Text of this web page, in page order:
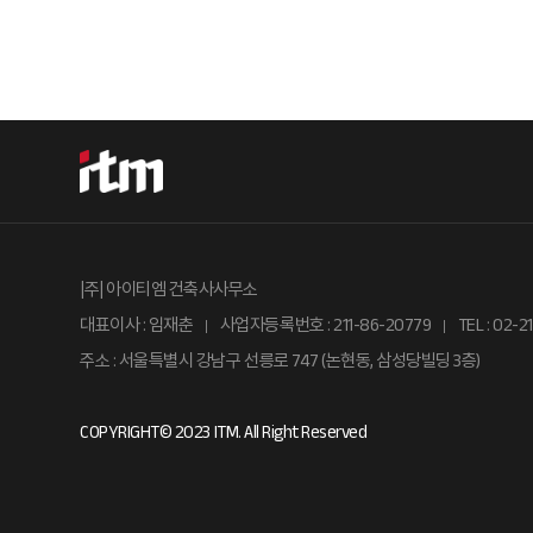
|주| 아이티엠 건축사사무소
대표이사 : 임재춘
l 사업자등록번호 : 211-86-20779 l TEL : 02-
주소 : 서울특별시 강남구 선릉로 747 (논현동, 삼성당빌딩 3층)
COPYRIGHT© 2023 ITM. All Right Reserved